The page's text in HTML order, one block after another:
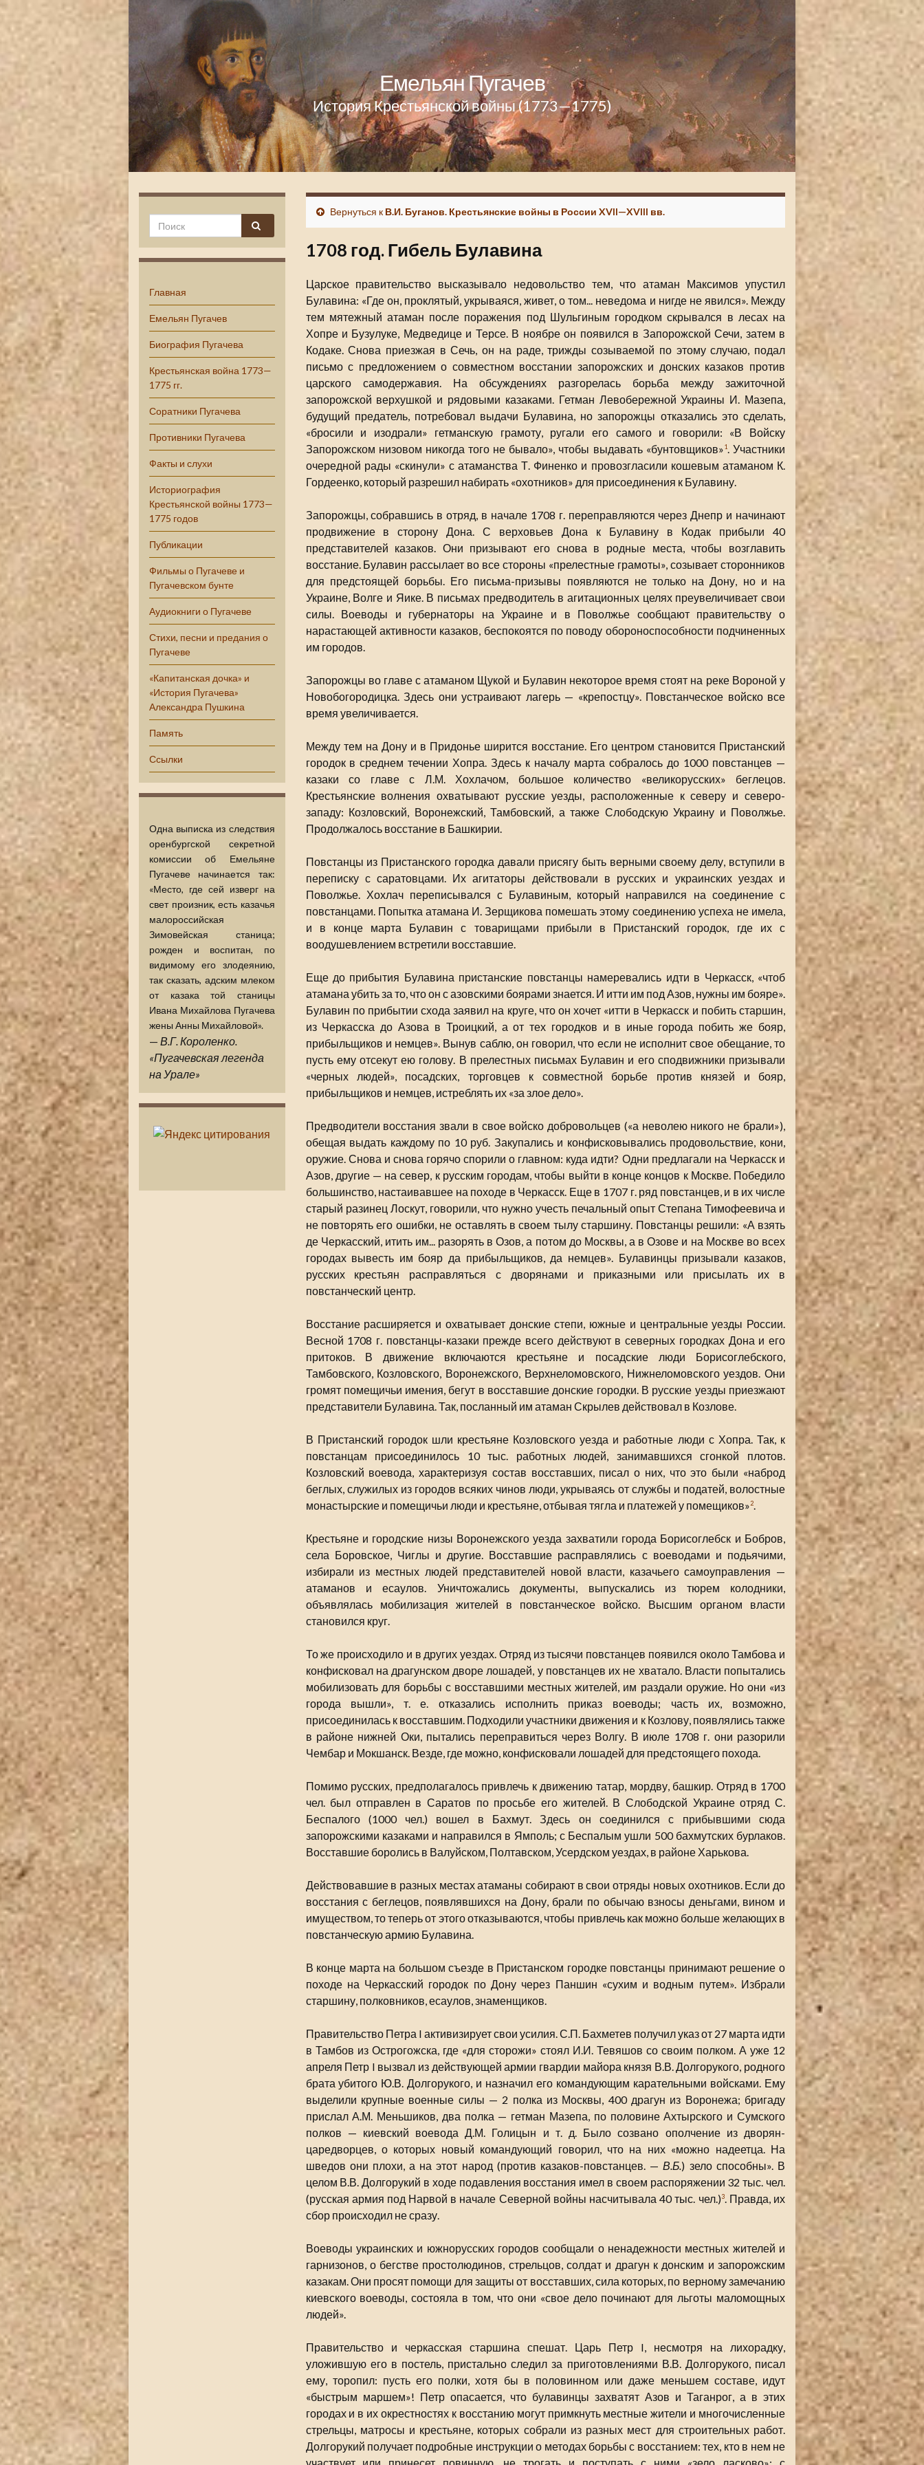
Емельян Пугачев
История Крестьянской войны (1773—1775)
Главная
Емельян Пугачев
Биография Пугачева
Крестьянская война 1773—
1775 гг.
Соратники Пугачева
Противники Пугачева
Факты и слухи
Историография
Крестьянской войны 1773—
1775 годов
Публикации
Фильмы о Пугачеве и
Пугачевском бунте
Аудиокниги о Пугачеве
Стихи, песни и предания о
Пугачеве
«Капитанская дочка» и
«История Пугачева»
Александра Пушкина
Память
Ссылки
Одна выписка из следствия
оренбургской секретной
комиссии об Емельяне
Пугачеве начинается так:
«Место, где сей изверг на
свет произник, есть казачья
малороссийская
Зимовейская станица;
рожден и воспитан, по
видимому его злодеянию,
так сказать, адским млеком
от казака той станицы
Ивана Михайлова Пугачева
жены Анны Михайловой».
— В.Г. Короленко.
«Пугачевская легенда
на Урале»
Вернуться к В.И. Буганов. Крестьянские войны в России XVII—XVIII вв.
1708 год. Гибель Булавина
Царское правительство высказывало недовольство тем, что атаман Максимов упустил
Булавина: «Где он, проклятый, укрываяся, живет, о том... неведома и нигде не явился». Между
тем мятежный атаман после поражения под Шульгиным городком скрывался в лесах на
Хопре и Бузулуке, Медведице и Терсе. В ноябре он появился в Запорожской Сечи, затем в
Кодаке. Снова приезжая в Сечь, он на раде, трижды созываемой по этому случаю, подал
письмо с предложением о совместном восстании запорожских и донских казаков против
царского самодержавия. На обсуждениях разгорелась борьба между зажиточной
запорожской верхушкой и рядовыми казаками. Гетман Левобережной Украины И. Мазепа,
будущий предатель, потребовал выдачи Булавина, но запорожцы отказались это сделать,
«бросили и изодрали» гетманскую грамоту, ругали его самого и говорили: «В Войску
Запорожском низовом никогда того не бывало», чтобы выдавать «бунтовщиков»1. Участники
очередной рады «скинули» с атаманства Т. Финенко и провозгласили кошевым атаманом К.
Гордеенко, который разрешил набирать «охотников» для присоединения к Булавину.
Запорожцы, собравшись в отряд, в начале 1708 г. переправляются через Днепр и начинают
продвижение в сторону Дона. С верховьев Дона к Булавину в Кодак прибыли 40
представителей казаков. Они призывают его снова в родные места, чтобы возглавить
восстание. Булавин рассылает во все стороны «прелестные грамоты», созывает сторонников
для предстоящей борьбы. Его письма-призывы появляются не только на Дону, но и на
Украине, Волге и Яике. В письмах предводитель в агитационных целях преувеличивает свои
силы. Воеводы и губернаторы на Украине и в Поволжье сообщают правительству о
нарастающей активности казаков, беспокоятся по поводу обороноспособности подчиненных
им городов.
Запорожцы во главе с атаманом Щукой и Булавин некоторое время стоят на реке Вороной у
Новобогородицка. Здесь они устраивают лагерь — «крепостцу». Повстанческое войско все
время увеличивается.
Между тем на Дону и в Придонье ширится восстание. Его центром становится Пристанский
городок в среднем течении Хопра. Здесь к началу марта собралось до 1000 повстанцев —
казаки со главе с Л.М. Хохлачом, большое количество «великорусских» беглецов.
Крестьянские волнения охватывают русские уезды, расположенные к северу и северо-
западу: Козловский, Воронежский, Тамбовский, а также Слободскую Украину и Поволжье.
Продолжалось восстание в Башкирии.
Повстанцы из Пристанского городка давали присягу быть верными своему делу, вступили в
переписку с саратовцами. Их агитаторы действовали в русских и украинских уездах и
Поволжье. Хохлач переписывался с Булавиным, который направился на соединение с
повстанцами. Попытка атамана И. Зерщикова помешать этому соединению успеха не имела,
и в конце марта Булавин с товарищами прибыли в Пристанский городок, где их с
воодушевлением встретили восставшие.
Еще до прибытия Булавина пристанские повстанцы намеревались идти в Черкасск, «чтоб
атамана убить за то, что он с азовскими боярами знается. И итти им под Азов, нужны им бояре».
Булавин по прибытии схода заявил на круге, что он хочет «итти в Черкасск и побить старшин,
из Черкасска до Азова в Троицкий, а от тех городков и в иные города побить же бояр,
прибыльщиков и немцев». Вынув саблю, он говорил, что если не исполнит свое обещание, то
пусть ему отсекут ею голову. В прелестных письмах Булавин и его сподвижники призывали
«черных людей», посадских, торговцев к совместной борьбе против князей и бояр,
прибыльщиков и немцев, истреблять их «за злое дело».
Предводители восстания звали в свое войско добровольцев («а неволею никого не брали»),
обещая выдать каждому по 10 руб. Закупались и конфисковывались продовольствие, кони,
оружие. Снова и снова горячо спорили о главном: куда идти? Одни предлагали на Черкасск и
Азов, другие — на север, к русским городам, чтобы выйти в конце концов к Москве. Победило
большинство, настаивавшее на походе в Черкасск. Еще в 1707 г. ряд повстанцев, и в их числе
старый разинец Лоскут, говорили, что нужно учесть печальный опыт Степана Тимофеевича и
не повторять его ошибки, не оставлять в своем тылу старшину. Повстанцы решили: «А взять
де Черкасский, итить им... разорять в Озов, а потом до Москвы, а в Озове и на Москве во всех
городах вывесть им бояр да прибыльщиков, да немцев». Булавинцы призывали казаков,
русских крестьян расправляться с дворянами и приказными или присылать их в
повстанческий центр.
Восстание расширяется и охватывает донские степи, южные и центральные уезды России.
Весной 1708 г. повстанцы-казаки прежде всего действуют в северных городках Дона и его
притоков. В движение включаются крестьяне и посадские люди Борисоглебского,
Тамбовского, Козловского, Воронежского, Верхнеломовского, Нижнеломовского уездов. Они
громят помещичьи имения, бегут в восставшие донские городки. В русские уезды приезжают
представители Булавина. Так, посланный им атаман Скрылев действовал в Козлове.
В Пристанский городок шли крестьяне Козловского уезда и работные люди с Хопра. Так, к
повстанцам присоединилось 10 тыс. работных людей, занимавшихся сгонкой плотов.
Козловский воевода, характеризуя состав восставших, писал о них, что это были «наброд
беглых, служилых из городов всяких чинов люди, укрываясь от службы и податей, волостные
монастырские и помещичьи люди и крестьяне, отбывая тягла и платежей у помещиков»2.
Крестьяне и городские низы Воронежского уезда захватили города Борисоглебск и Бобров,
села Боровское, Чиглы и другие. Восставшие расправлялись с воеводами и подьячими,
избирали из местных людей представителей новой власти, казачьего самоуправления —
атаманов и есаулов. Уничтожались документы, выпускались из тюрем колодники,
объявлялась мобилизация жителей в повстанческое войско. Высшим органом власти
становился круг.
То же происходило и в других уездах. Отряд из тысячи повстанцев появился около Тамбова и
конфисковал на драгунском дворе лошадей, у повстанцев их не хватало. Власти попытались
мобилизовать для борьбы с восставшими местных жителей, им раздали оружие. Но они «из
города вышли», т. е. отказались исполнить приказ воеводы; часть их, возможно,
присоединилась к восставшим. Подходили участники движения и к Козлову, появлялись также
в районе нижней Оки, пытались переправиться через Волгу. В июле 1708 г. они разорили
Чембар и Мокшанск. Везде, где можно, конфисковали лошадей для предстоящего похода.
Помимо русских, предполагалось привлечь к движению татар, мордву, башкир. Отряд в 1700
чел. был отправлен в Саратов по просьбе его жителей. В Слободской Украине отряд С.
Беспалого (1000 чел.) вошел в Бахмут. Здесь он соединился с прибывшими сюда
запорожскими казаками и направился в Ямполь; с Беспалым ушли 500 бахмутских бурлаков.
Восставшие боролись в Валуйском, Полтавском, Усердском уездах, в районе Харькова.
Действовавшие в разных местах атаманы собирают в свои отряды новых охотников. Если до
восстания с беглецов, появлявшихся на Дону, брали по обычаю взносы деньгами, вином и
имуществом, то теперь от этого отказываются, чтобы привлечь как можно больше желающих в
повстанческую армию Булавина.
В конце марта на большом съезде в Пристанском городке повстанцы принимают решение о
походе на Черкасский городок по Дону через Паншин «сухим и водным путем». Избрали
старшину, полковников, есаулов, знаменщиков.
Правительство Петра I активизирует свои усилия. С.П. Бахметев получил указ от 27 марта идти
в Тамбов из Острогожска, где «для сторожи» стоял И.И. Тевяшов со своим полком. А уже 12
апреля Петр I вызвал из действующей армии гвардии майора князя В.В. Долгорукого, родного
брата убитого Ю.В. Долгорукого, и назначил его командующим карательными войсками. Ему
выделили крупные военные силы — 2 полка из Москвы, 400 драгун из Воронежа; бригаду
прислал А.М. Меньшиков, два полка — гетман Мазепа, по половине Ахтырского и Сумского
полков — киевский воевода Д.М. Голицын и т. д. Было созвано ополчение из дворян-
царедворцев, о которых новый командующий говорил, что на них «можно надеетца. На
шведов они плохи, а на этот народ (против казаков-повстанцев. —В.Б.) зело способны». В
целом В.В. Долгорукий в ходе подавления восстания имел в своем распоряжении 32 тыс. чел.
(русская армия под Нарвой в начале Северной войны насчитывала 40 тыс. чел.)3. Правда, их
сбор происходил не сразу.
Воеводы украинских и южнорусских городов сообщали о ненадежности местных жителей и
гарнизонов, о бегстве простолюдинов, стрельцов, солдат и драгун к донским и запорожским
казакам. Они просят помощи для защиты от восставших, сила которых, по верному замечанию
киевского воеводы, состояла в том, что они «свое дело починают для льготы маломощных
людей».
Правительство и черкасская старшина спешат. Царь Петр I, несмотря на лихорадку,
уложившую его в постель, пристально следил за приготовлениями В.В. Долгорукого, писал
ему, торопил: пусть его полки, хотя бы в половинном или даже меньшем составе, идут
«быстрым маршем»! Петр опасается, что булавинцы захватят Азов и Таганрог, а в этих
городах и в их окрестностях к восстанию могут примкнуть местные жители и многочисленные
стрельцы, матросы и крестьяне, которых собрали из разных мест для строительных работ.
Долгорукий получает подробные инструкции о методах борьбы с восстанием: тех, кто в нем не